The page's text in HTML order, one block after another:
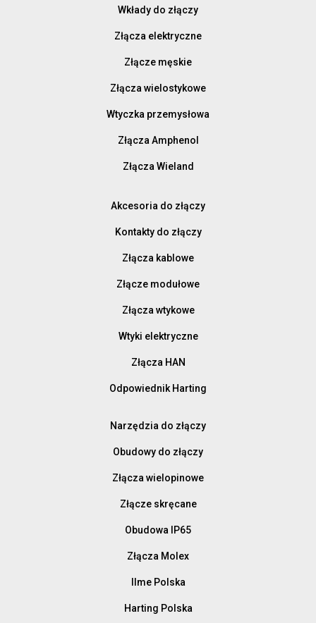
Wkłady do złączy
Złącza elektryczne
Złącze męskie
Złącza wielostykowe
Wtyczka przemysłowa
Złącza Amphenol
Złącza Wieland
Akcesoria do złączy
Kontakty do złączy
Złącza kablowe
Złącze modułowe
Złącza wtykowe
Wtyki elektryczne
Złącza HAN
Odpowiednik Harting
Narzędzia do złączy
Obudowy do złączy
Złącza wielopinowe
Złącze skręcane
Obudowa IP65
Złącza Molex
Ilme Polska
Harting Polska